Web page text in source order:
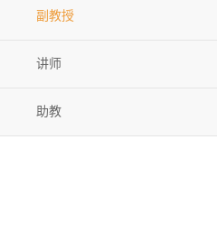
副教授
讲师
助教